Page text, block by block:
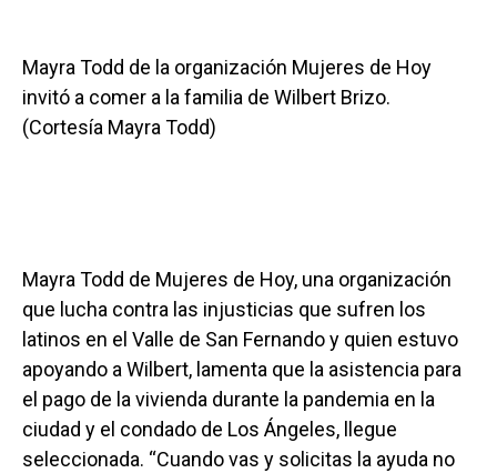
Mayra Todd de la organización Mujeres de Hoy
invitó a comer a la familia de Wilbert Brizo.
(Cortesía Mayra Todd)
Mayra Todd de Mujeres de Hoy, una organización
que lucha contra las injusticias que sufren los
latinos en el Valle de San Fernando y quien estuvo
apoyando a Wilbert, lamenta que la asistencia para
el pago de la vivienda durante la pandemia en la
ciudad y el condado de Los Ángeles, llegue
seleccionada. “Cuando vas y solicitas la ayuda no